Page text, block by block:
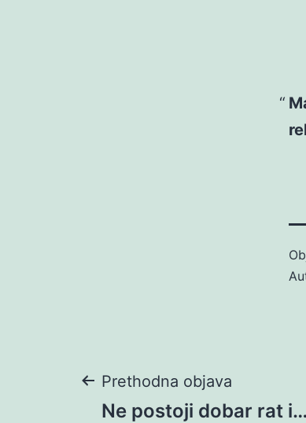
Navigacija
Prethodna objava
Ne postoji dobar rat i…